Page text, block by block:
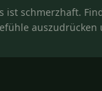
ist schmerzhaft.
auszudrücken